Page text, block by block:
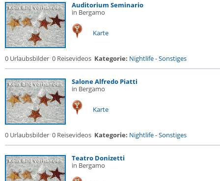
Auditorium Seminario
in Bergamo
Karte
0 Urlaubsbilder 0 Reisevideos Kategorie: Nightlife-Sonstiges
Salone Alfredo Piatti
in Bergamo
Karte
0 Urlaubsbilder 0 Reisevideos Kategorie: Nightlife-Sonstiges
Teatro Donizetti
in Bergamo